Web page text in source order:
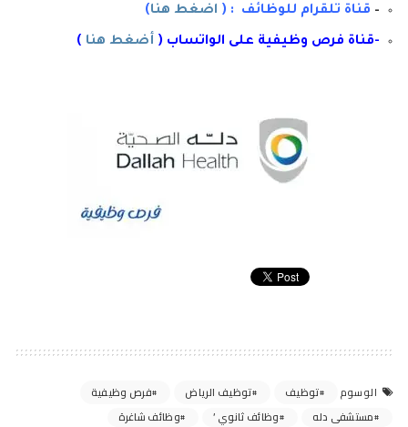
– قناة تلقرام للوظائف : ( اضغط هنا)
-قناة فرص وظيفية على الواتساب ( أضغط هنا )
الوسوم توظيف توظيف الرياض
فرص وظيفية
مستشفى دله
وظائف ثانوي ’ وظائف شاغرة